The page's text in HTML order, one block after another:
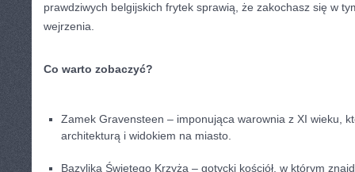
prawdziwych belgijskich frytek ​sprawią, że zakochasz się w
‌wejrzenia.
Co warto zobaczyć?
Zamek⁤ Gravensteen – ​imponująca warownia ⁢z XI ⁤wieku,
architekturą i widokiem na‌ miasto.
Bazylika ‌Świętego Krzyża – gotycki kościół, w ‍którym